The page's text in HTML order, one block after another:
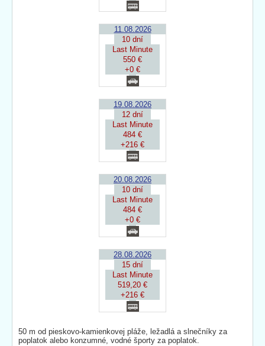
11.08.2026
10 dní
Last Minute
550 €
+0 €
19.08.2026
12 dní
Last Minute
484 €
+216 €
20.08.2026
10 dní
Last Minute
484 €
+0 €
28.08.2026
15 dní
Last Minute
519,20 €
+216 €
50 m od pieskovo-kamienkovej pláže, ležadlá a slnečníky za
poplatok alebo konzumné, vodné športy za poplatok.